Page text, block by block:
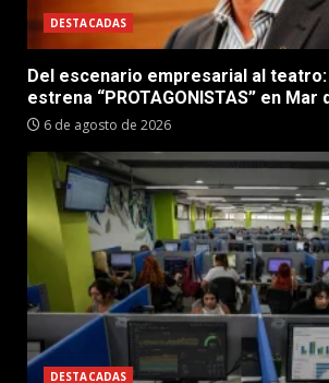
DESTACADAS
Del escenario empresarial al teatro:
estrena “PROTAGONISTAS” en Mar
6 de agosto de 2026
DESTACADAS